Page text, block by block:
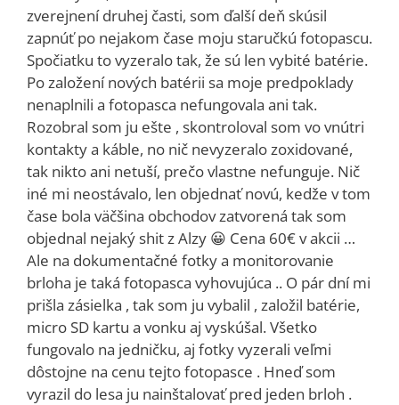
zverejnení druhej časti, som ďalší deň skúsil
zapnúť po nejakom čase moju staručkú fotopascu.
Spočiatku to vyzeralo tak, že sú len vybité batérie.
Po založení nových batérii sa moje predpoklady
nenaplnili a fotopasca nefungovala ani tak.
Rozobral som ju ešte , skontroloval som vo vnútri
kontakty a káble, no nič nevyzeralo zoxidované,
tak nikto ani netuší, prečo vlastne nefunguje. Nič
iné mi neostávalo, len objednať novú, kedže v tom
čase bola väčšina obchodov zatvorená tak som
objednal nejaký shit z Alzy 😀 Cena 60€ v akcii …
Ale na dokumentačné fotky a monitorovanie
brloha je taká fotopasca vyhovujúca .. O pár dní mi
prišla zásielka , tak som ju vybalil , založil batérie,
micro SD kartu a vonku aj vyskúšal. Všetko
fungovalo na jedničku, aj fotky vyzerali veľmi
dôstojne na cenu tejto fotopasce . Hneď som
vyrazil do lesa ju nainštalovať pred jeden brloh .